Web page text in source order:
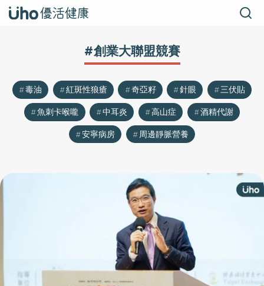
#創業大聯盟競賽
毒油 紅斑性狼瘡 奇亞籽 針眼
三伏貼
魚刺卡喉嚨
中耳炎 高山症
酒精代謝
安寧病房
周邊靜脈營養